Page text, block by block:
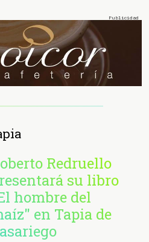
Redruello
su libro
hombre del
en Tapia de